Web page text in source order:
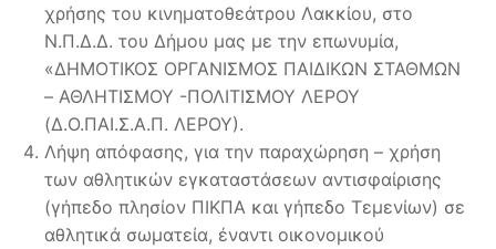
χρήσης του κινηματοθεάτρου Λακκίου, στο
Ν.Π.Δ.Δ. του Δήμου μας με την επωνυμία,
«ΔΗΜΟΤΙΚΟΣ ΟΡΓΑΝΙΣΜΟΣ ΠΑΙΔΙΚΩΝ ΣΤΑΘΜΩΝ
– ΑΘΛΗΤΙΣΜΟΥ -ΠΟΛΙΤΙΣΜΟΥ ΛΕΡΟΥ
(Δ.Ο.ΠΑΙ.Σ.Α.Π. ΛΕΡΟΥ).
Λήψη απόφασης, για την παραχώρηση – χρήση
των αθλητικών εγκαταστάσεων αντισφαίρισης
(γήπεδο πλησίον ΠΙΚΠΑ και γήπεδο Τεμενίων) σε
αθλητικά σωματεία, έναντι οικονομικού